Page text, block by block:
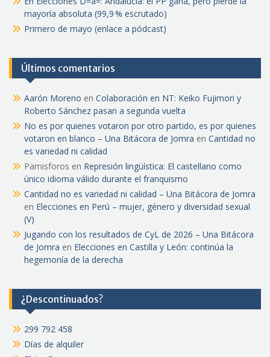
mayoría absoluta (99,9 % escrutado)
Primero de mayo (enlace a pódcast)
Últimos comentarios
Aarón Moreno en Colaboración en NT: Keiko Fujimori y
Roberto Sánchez pasan a segunda vuelta
No es por quienes votaron por otro partido, es por quienes
votaron en blanco – Una Bitácora de Jomra en Cantidad no
es variedad ni calidad
Pamisforos en Represión lingüística: El castellano como
único idioma válido durante el franquismo
Cantidad no es variedad ni calidad – Una Bitácora de Jomra
en Elecciones en Perú – mujer, género y diversidad sexual
(V)
Jugando con los resultados de CyL de 2026 – Una Bitácora
de Jomra en Elecciones en Castilla y León: continúa la
hegemonía de la derecha
¿Descontinuados?
299 792 458
Días de alquiler